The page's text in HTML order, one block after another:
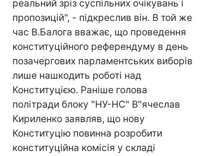
реальний зріз суспільних очікувань і
пропозицій", - підкреслив він. В той же
час В.Балога вважає, що проведення
конституційного референдуму в день
позачергових парламентських виборів
лише нашкодить роботі над
Конституцією. Раніше голова
політради блоку "НУ-НС" В"ячеслав
Кириленко заявляв, що нову
Конституцію повинна розробити
конституційна комісія у складі